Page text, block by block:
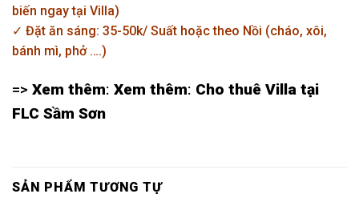
biến ngay tại Villa)
✓ Đặt ăn sáng: 35-50k/ Suất hoặc theo Nồi (cháo, xôi,
bánh mì, phở ….)
=> Xem thêm: Xem thêm: Cho thuê Villa tại
FLC Sầm Sơn
SẢN PHẨM TƯƠNG TỰ